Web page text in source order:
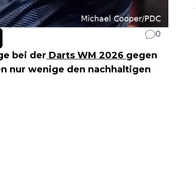
0
bei der Darts WM 2026 gegen
nur wenige den nachhaltigen